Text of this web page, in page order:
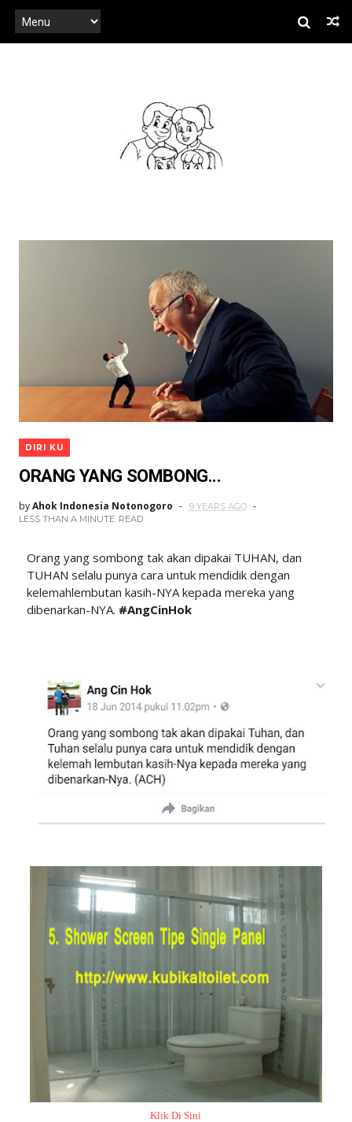
DIRI KU
ORANG YANG SOMBONG...
byAhok Indonesia Notonogoro
9 YEARS AGO
LESS THAN A MINUTE READ
Orang yang sombong tak akan dipakai TUHAN, dan
TUHAN selalu punya cara untuk mendidik dengan
kelemahlembutan kasih-NYA kepada mereka yang
dibenarkan-NYA. #AngCinHok
Klik Di Sini